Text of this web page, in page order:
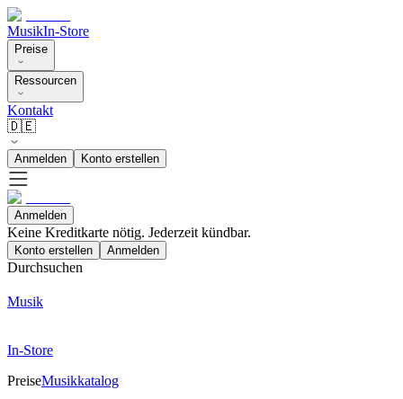
MusikIn-Store
Preise
Ressourcen
Kontakt
🇩🇪
Anmelden Konto erstellen
Anmelden
Keine Kreditkarte nötig. Jederzeit kündbar.
Konto erstellen Anmelden
Durchsuchen
Musik
In-Store
PreiseMusikkatalog